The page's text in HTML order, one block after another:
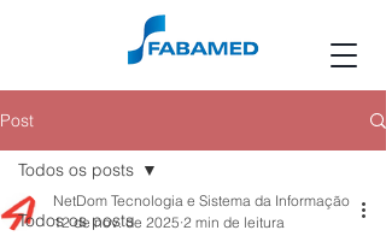
Post
Todos os posts
Todos os posts
NetDom Tecnologia e Sistema da Informação
12 de nov. de 2025 2 min de leitura